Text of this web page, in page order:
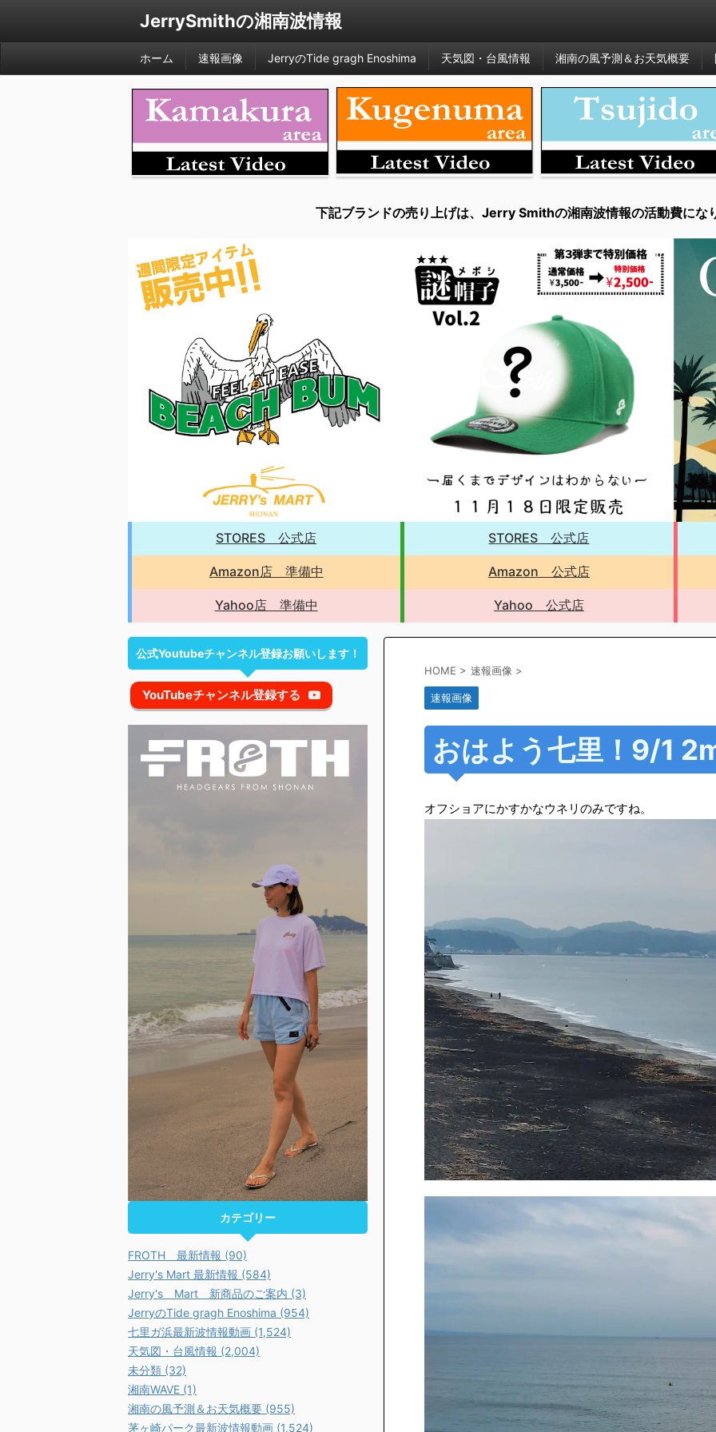
JerrySmithの湘南波情報
ホーム 速報画像 JerryのTide gragh Enoshima 天気図・台風情報 湘南の風予測＆お天気概要
下記ブランドの売り上げは、Jerry Smithの湘南波情報の活動費にな
STORES 公式店
Amazon店 準備中
Yahoo店 準備中
STORES 公式店
Amazon 公式店
Yahoo 公式店
HOME > 速報画像 >
速報画像
おはよう七里！9/1
オフショアにかすかなウネリのみですね。
公式Youtubeチャンネル登録お願いします！
YouTubeチャンネル登録する
カテゴリー
FROTH 最新情報 (90)
Jerry's Mart 最新情報 (584)
Jerry's Mart 新商品のご案内 (3)
JerryのTide gragh Enoshima (954)
七里ガ浜最新波情報動画 (1,524)
天気図・台風情報 (2,004)
未分類 (32)
湘南WAVE (1)
湘南の風予測＆お天気概要 (955)
茅ヶ崎パーク最新波情報動画 (1,524)